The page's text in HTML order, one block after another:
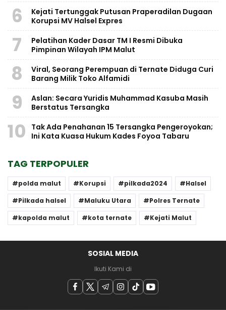
6
Kejati Tertunggak Putusan Praperadilan Dugaan
Korupsi MV Halsel Expres
7
Pelatihan Kader Dasar TM I Resmi Dibuka
Pimpinan Wilayah IPM Malut
8
Viral, Seorang Perempuan di Ternate Diduga Curi
Barang Milik Toko Alfamidi
9
Aslan: Secara Yuridis Muhammad Kasuba Masih
Berstatus Tersangka
10
Tak Ada Penahanan 15 Tersangka Pengeroyokan;
Ini Kata Kuasa Hukum Kades Foyoa Tabaru
TAG TERPOPULER
polda malut Korupsi pilkada2024
Halsel
Pilkada halsel
Maluku Utara
Polres Ternate
kapolda malut
kota ternate Kejati Malut
SOSIAL MEDIA
Ikuti Kami di